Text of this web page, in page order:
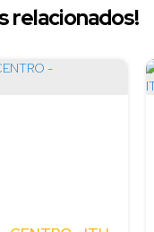
relacionados!